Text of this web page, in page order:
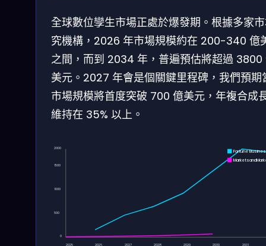
全球數位孿生市場正處於爆發期。根據多家
究機構，2026 年市場規模約在 200-340 億
之間，而到 2034 年，普遍預估將超過 3800
美元。2027 年會是個關鍵里程碑，我們預期
市場規模將首度突破 700 億美元，年複合成
維持在 35% 以上。
2025 2026 2027 2028 2029 2030 2031
0
500
1000
1500
2000
Fortune